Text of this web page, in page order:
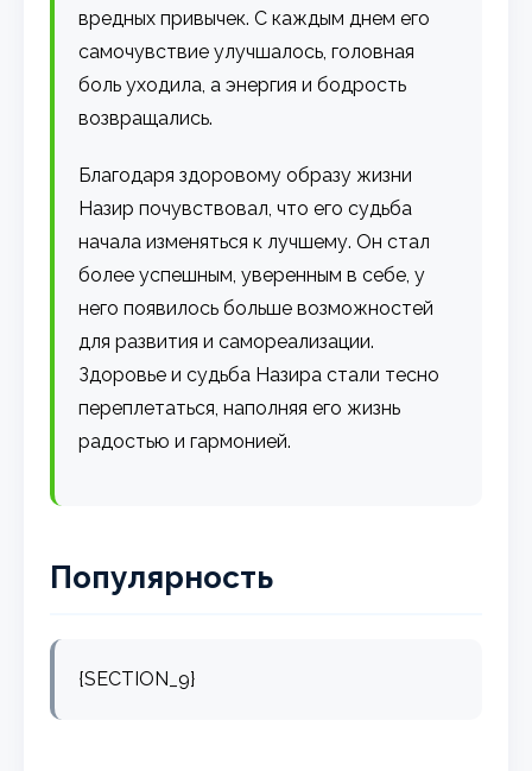
вредных привычек. С каждым днем его
самочувствие улучшалось, головная
боль уходила, а энергия и бодрость
возвращались.
Благодаря здоровому образу жизни
Назир почувствовал, что его судьба
начала изменяться к лучшему. Он стал
более успешным, уверенным в себе, у
него появилось больше возможностей
для развития и самореализации.
Здоровье и судьба Назира стали тесно
переплетаться, наполняя его жизнь
радостью и гармонией.
Популярность
{SECTION_9}